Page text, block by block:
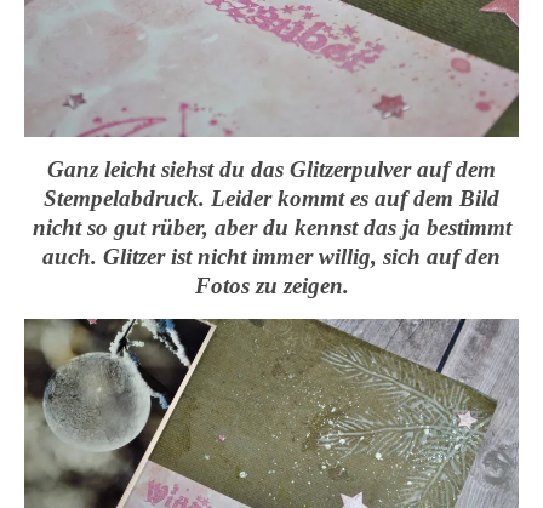
Ganz leicht siehst du das Glitzerpulver auf dem
Stempelabdruck. Leider kommt es auf dem Bild
nicht so gut rüber, aber du kennst das ja bestimmt
auch. Glitzer ist nicht immer willig, sich auf den
Fotos zu zeigen.